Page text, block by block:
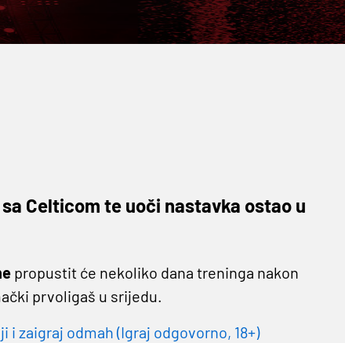
Celticom te uoči nastavka ostao u
propustit će nekoliko dana treninga nakon
prvoligaš u srijedu.
zaigraj odmah (Igraj odgovorno, 18+)